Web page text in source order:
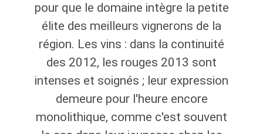
pour que le domaine intègre la petite
élite des meilleurs vignerons de la
région. Les vins : dans la continuité
des 2012, les rouges 2013 sont
intenses et soignés ; leur expression
demeure pour l'heure encore
monolithique, comme c'est souvent